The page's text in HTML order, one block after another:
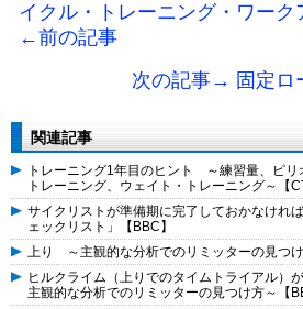
イクル・トレーニング・ワーク
←前の記事
次の記事→ 固定ロ
関連記事
トレーニング1年目のヒント ～練習量、ピリ
トレーニング、ウェイト・トレーニング～【
サイクリストが準備期に完了しておかなけれ
ェックリスト」【BBC】
上り ～主観的な分析でのリミッターの見つけ
ヒルクライム（上りでのタイムトライアル）
主観的な分析でのリミッターの見つけ方～【